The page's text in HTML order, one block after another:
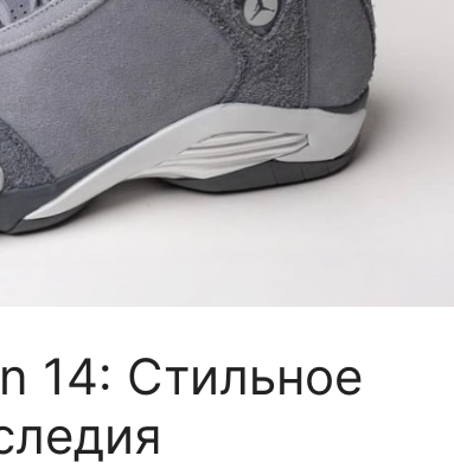
14: Стильное